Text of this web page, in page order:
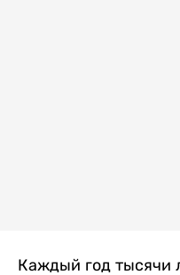
Каждый год тысячи